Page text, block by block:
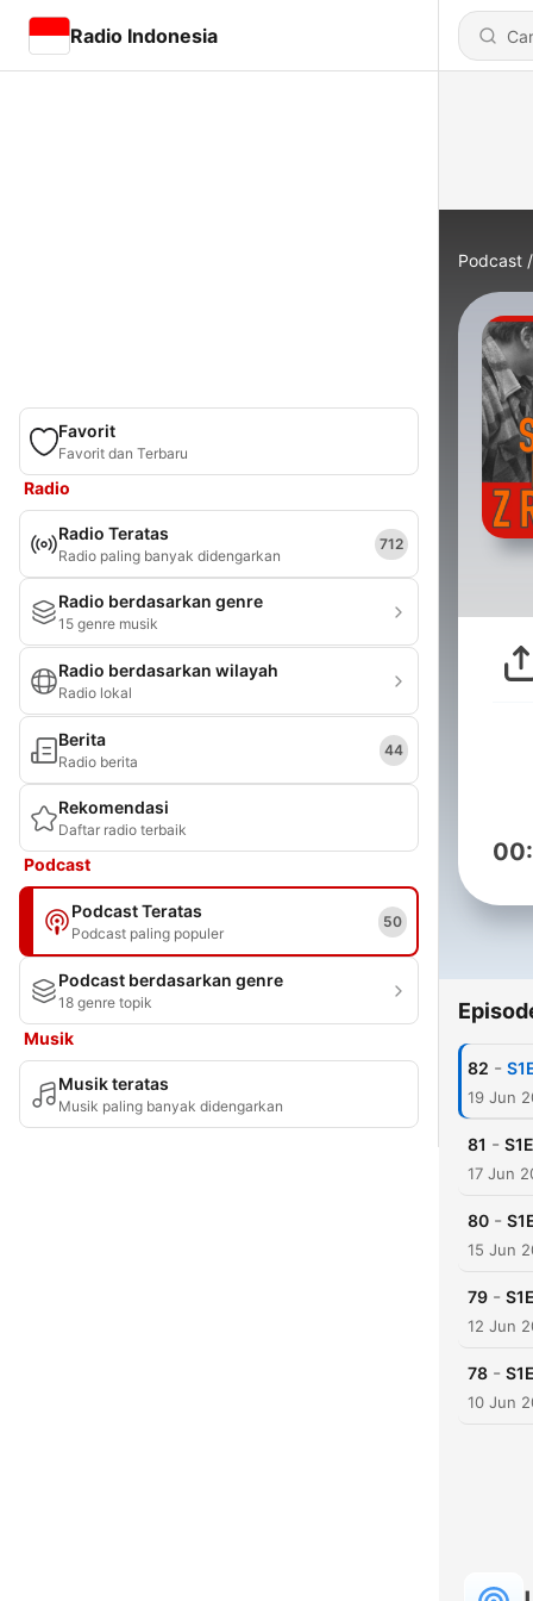
Radio Indonesia
Favorit
Favorit dan Terbaru
Radio
Radio Teratas
Radio paling banyak didengarkan
712
Radio berdasarkan genre
15 genre musik
Radio berdasarkan wilayah
Radio lokal
Berita
Radio berita
44
Rekomendasi
Daftar radio terbaik
Podcast
Podcast Teratas
Podcast paling populer
50
Podcast berdasarkan genre
18 genre topik
Musik
Musik teratas
Musik paling banyak didengarkan
Podcast
82 -
19 Jun
81 -
17 Jun
80 -
15 Jun
79 -
12 Jun
78 -
10 Jun